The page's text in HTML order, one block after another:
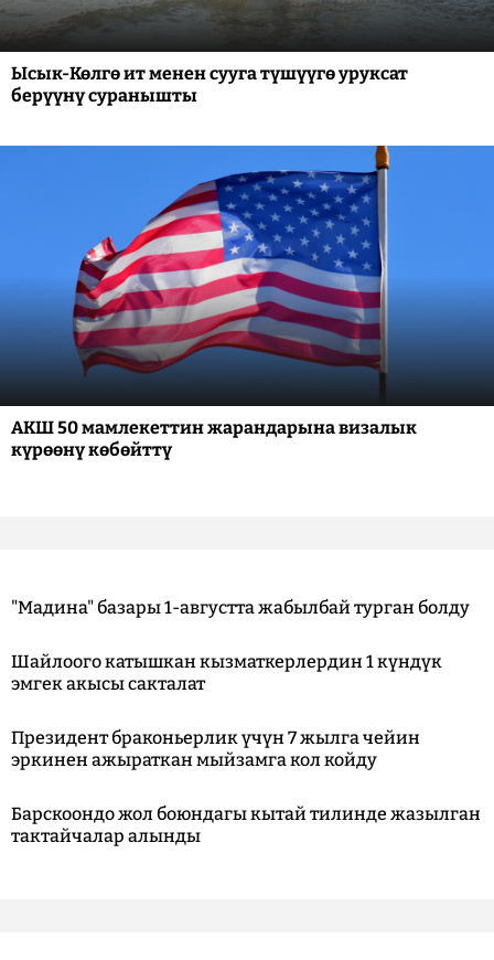
Ысык-Көлгө ит менен сууга түшүүгө уруксат
берүүнү суранышты
АКШ 50 мамлекеттин жарандарына визалык
күрөөнү көбөйттү
"Мадина" базары 1-августта жабылбай турган болду
Шайлоого катышкан кызматкерлердин 1 күндүк
эмгек акысы сакталат
Президент браконьерлик үчүн 7 жылга чейин
эркинен ажыраткан мыйзамга кол койду
Барскоондо жол боюндагы кытай тилинде жазылган
тактайчалар алынды